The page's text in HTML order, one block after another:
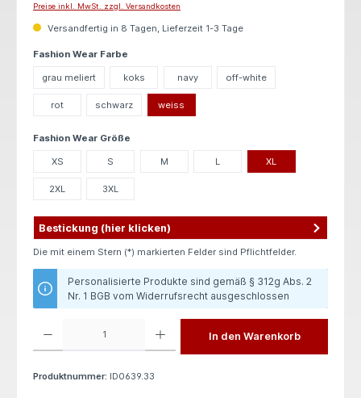
Preise inkl. MwSt. zzgl. Versandkosten
Versandfertig in 8 Tagen, Lieferzeit 1-3 Tage
Fashion Wear Farbe
grau meliert koks navy off-white
rot schwarz weiss
Fashion Wear Größe
XS S M L XL
2XL 3XL
Bestickung (hier klicken)
Die mit einem Stern (*) markierten Felder sind Pflichtfelder.
Personalisierte Produkte sind gemäß § 312g Abs. 2
Nr. 1 BGB vom Widerrufsrecht ausgeschlossen
In den Warenkorb
Produktnummer: ID0639.33